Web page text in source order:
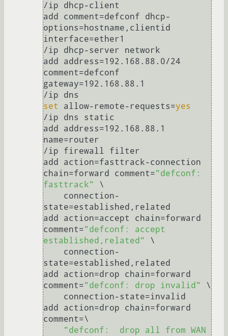
/ip dhcp-client
add comment=defconf dhcp-
options=hostname,clientid
interface=ether1
/ip dhcp-server network
add address=192.168.88.0/24
comment=defconf
gateway=192.168.88.1
set
allow-remote-requests=yes
/ip dns static
add address=192.168.88.1
name=router
/ip firewall filter
add action=fasttrack-connection
chain=forward comment="defconf:
fasttrack"
\
state=established,related
add action=accept chain=forward
comment="defconf: accept
established,related"
\
state=established,related
add action=drop chain=forward
comment="defconf: drop invalid"
\
add action=drop chain=forward
comment=\
"defconf:  drop all from WAN